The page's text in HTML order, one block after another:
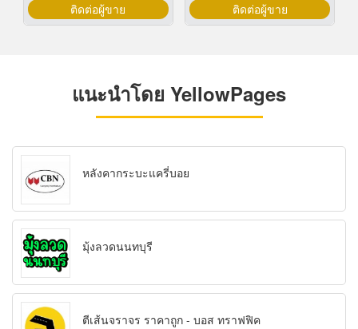
ติดต่อผู้ขาย ติดต่อผู้ขาย
แนะนำโดย YellowPages
หลังคากระบะแครี่บอย
มุ้งลวดนนทบุรี
ตีเส้นจราจร ราคาถูก - บอส ทราฟฟิค